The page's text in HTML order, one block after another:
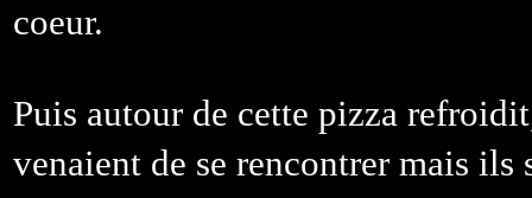
coeur.
Puis autour de cette pizza
venaient de se rencontrer mais